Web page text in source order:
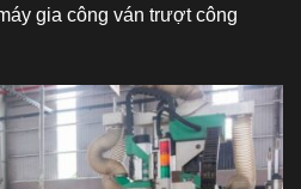
gia công ván trượt công